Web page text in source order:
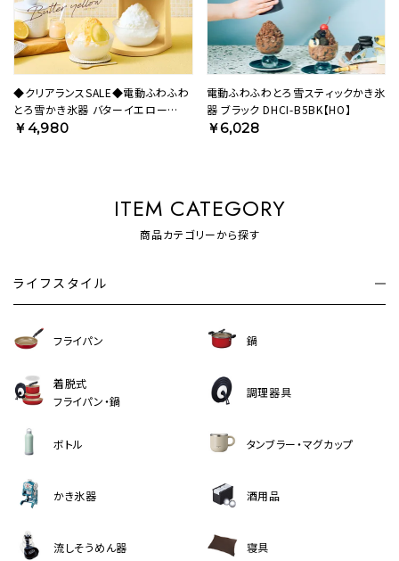
◆クリアランスSALE◆電動ふわふわ
とろ雪かき氷器 バターイエロー
DTS-B5MYL【HO】
￥4,980
電動ふわふわとろ雪スティックかき氷
器 ブラック DHCI-B5BK【HO】
￥6,028
ITEM CATEGORY
商品カテゴリーから探す
ライフスタイル
フライパン 鍋
着脱式
フライパン・鍋
調理器具
ボトル タンブラー・マグカップ
かき氷器 酒用品
流しそうめん器 寝具